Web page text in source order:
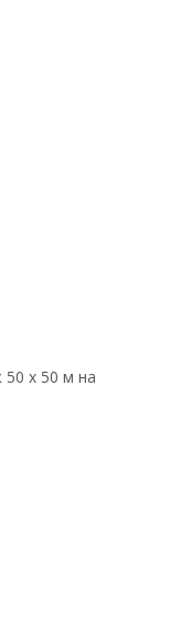
50 х 50 м на